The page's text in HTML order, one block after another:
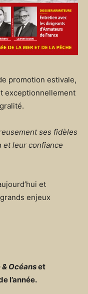
promotion estivale,
exceptionnellement
ses fidèles
et leur confiance
et
enjeux
Océanset
l’année.